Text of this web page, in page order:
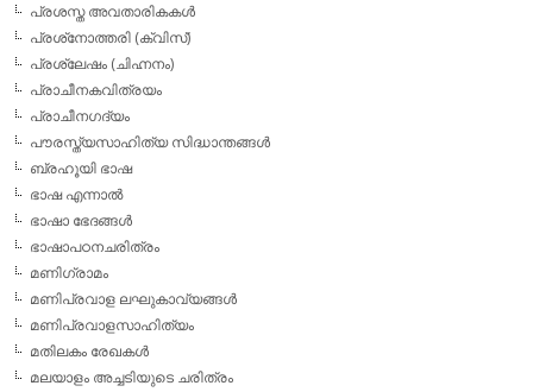
പ്രശസ്ത അവതാരികകള്‍
പ്രശ്‌നോത്തരി (ക്വിസ്)
പ്രശ്ലേഷം (ചിഹ്നനം)
പ്രാചീനകവിത്രയം
പ്രാചീനഗദ്യം
പൗരസ്ത്യസാഹിത്യ സിദ്ധാന്തങ്ങള്‍
ബ്രഹൂയി ഭാഷ
ഭാഷ എന്നാല്‍
ഭാഷാ ഭേദങ്ങള്‍
ഭാഷാപഠനചരിത്രം
മണിഗ്രാമം
മണിപ്രവാള ലഘുകാവ്യങ്ങള്‍
മണിപ്രവാളസാഹിത്യം
മതിലകം രേഖകള്‍
മലയാളം അച്ചടിയുടെ ചരിത്രം